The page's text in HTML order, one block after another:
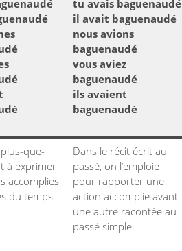
tu avais baguenaudé
il avait baguenaudé
nous avions
baguenaudé
vous aviez
baguenaudé
ils avaient
baguenaudé
plus-que-
à exprimer
accomplies
du temps
Dans le récit écrit au
passé, on l’emploie
pour rapporter une
action accomplie avant
une autre racontée au
passé simple.